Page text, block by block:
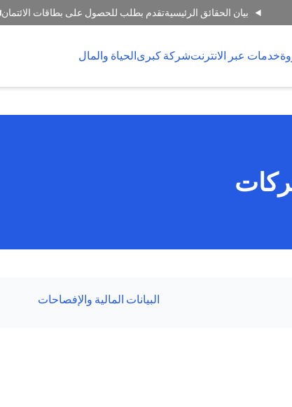
بيان الحقائق الرئيسيةتقدم بطلب للحصول على بطاقات الائتمان
خدمات عبر الانترنتشركة كبرىالحياة والمال
البيانات المالية والإفصاحات